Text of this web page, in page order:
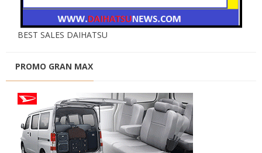
BEST SALES DAIHATSU
PROMO GRAN MAX